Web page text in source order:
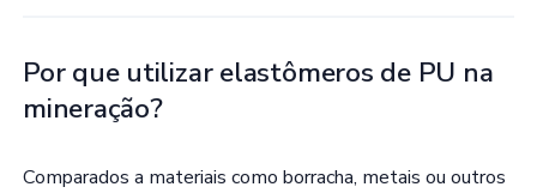
Por que utilizar elastômeros de PU na
mineração?
Comparados a materiais como borracha, metais ou outros